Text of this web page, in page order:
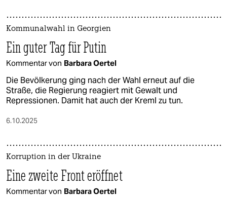
Kommunalwahl in Georgien
Ein guter Tag für Putin
Kommentar von Barbara Oertel
Die Bevölkerung ging nach der Wahl erneut auf die
Straße, die Regierung reagiert mit Gewalt und
Repressionen. Damit hat auch der Kreml zu tun.
6.10.2025
Korruption in der Ukraine
Eine zweite Front eröffnet
Kommentar von Barbara Oertel